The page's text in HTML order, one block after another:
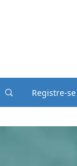
Registre-se